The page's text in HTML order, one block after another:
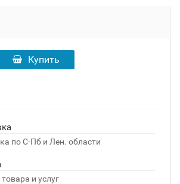
Купить
по С-Пб и Лен. области
и услуг